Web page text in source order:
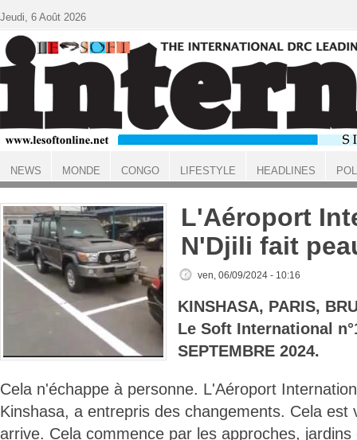
ACCUEIL
L'Aéroport
N'Djili fait
ven, 06/09/2024 - 10:16
KINSHASA, PARIS,
Le Soft International
SEPTEMBRE 2024.
Cela n'échappe à personne. L'Aéroport
Kinshasa, a entrepris des changements. Cela est
arrive. Cela commence par les approches,
Jeudi, 6 Août 2026
NEWS MONDE CONGO LIFESTYLE HEADLINES